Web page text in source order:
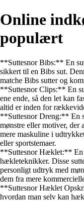
Online
populært
**Suttesnor Bibs:** En
sikkert til en Bibs sut.
matche Bibs sutter og
**Suttesnor Clips:** En
ene ende, så den let kan
altid er inden for
**Suttesnor Dreng:** En
mønstre eller motiver, der
mere maskuline i
eller sportstemaer.
**Suttesnor Hæklet:** En
hækleteknikker. Disse
personligt udtryk med
dem fra mere
**Suttesnor Hæklet
hvordan man selv kan